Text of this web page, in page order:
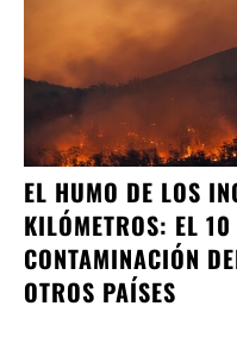
EL HUMO DE LOS
KILÓMETROS: EL
CONTAMINACIÓN
OTROS PAÍSES